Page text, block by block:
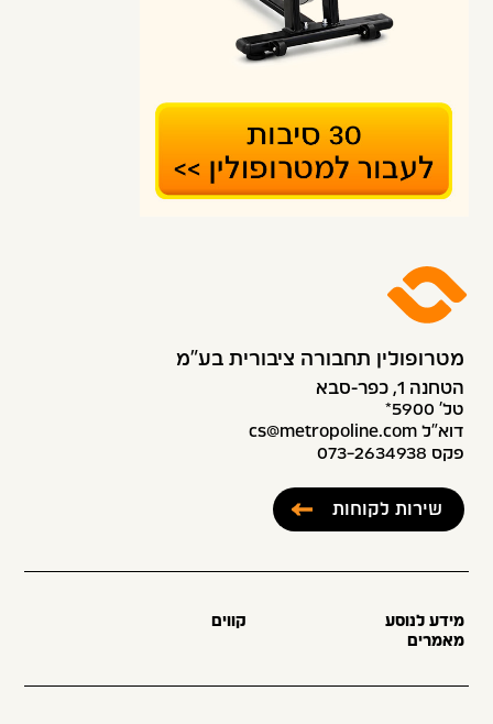
מטרופולין תחבורה ציבורית בע״מ
הטחנה 1, כפר-סבא
טל׳ 5900*
דוא”ל cs@metropoline.com
פקס 073-2634938
שירות לקוחות
מידע לנוסע
קווים
מאמרים